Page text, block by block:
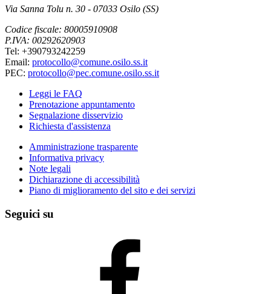
Via Sanna Tolu n. 30 - 07033 Osilo (SS)
Codice fiscale: 80005910908
P.IVA: 00292620903
Tel: +390793242259
Email: protocollo@comune.osilo.ss.it
PEC: protocollo@pec.comune.osilo.ss.it
Leggi le FAQ
Prenotazione appuntamento
Segnalazione disservizio
Richiesta d'assistenza
Amministrazione trasparente
Informativa privacy
Note legali
Dichiarazione di accessibilità
Piano di miglioramento del sito e dei servizi
Seguici su